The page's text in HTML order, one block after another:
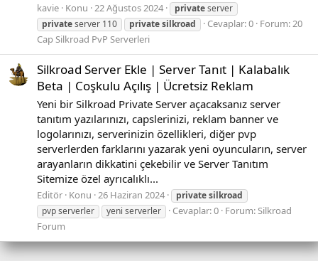
kavie Konu 22 Ağustos 2024 privateserver
privateserver 110 privatesilkroad Cevaplar: 0 Forum:20
Cap Silkroad PvP Serverleri
Silkroad Server Ekle | Server Tanıt | Kalabalık
Beta | Coşkulu Açılış | Ücretsiz Reklam
Yeni bir Silkroad Private Server açacaksanız server
tanıtım yazılarınızı, capslerinizi, reklam banner ve
logolarınızı, serverinizin özellikleri, diğer pvp
serverlerden farklarını yazarak yeni oyuncuların, server
arayanların dikkatini çekebilir ve Server Tanıtım
Sitemize özel ayrıcalıklı...
Editör Konu 26 Haziran 2024 privatesilkroad
pvp serverler
yeni serverler Cevaplar: 0 Forum:Silkroad
Forum